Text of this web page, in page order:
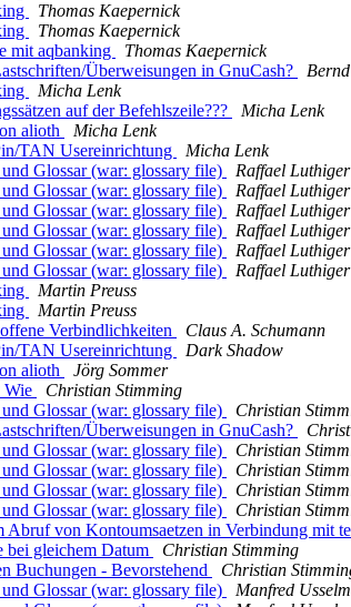
Thomas Kaepernick
Thomas Kaepernick
mit aqbanking
Thomas Kaepernick
Überweisungen in GnuCash?
Micha Lenk
auf der Befehlszeile???
Micha Lenk
alioth
Micha Lenk
TAN Usereinrichtung
Micha Lenk
Glossar (war: glossary file)
Raffael Luthiger
Glossar (war: glossary file)
Raffael Luthiger
Glossar (war: glossary file)
Raffael Luthiger
Glossar (war: glossary file)
Raffael Luthiger
Glossar (war: glossary file)
Raffael Luthiger
Glossar (war: glossary file)
Raffael Luthiger
Martin Preuss
Martin Preuss
Verbindlichkeiten
Claus A. Schumann
TAN Usereinrichtung
Dark Shadow
alioth
Jörg Sommer
Wie
Christian Stimming
Glossar (war: glossary file)
Christian
Überweisungen in GnuCash?
Glossar (war: glossary file)
Christian
Glossar (war: glossary file)
Christian
Glossar (war: glossary file)
Christian
Glossar (war: glossary file)
Christian
Abruf von Kontoumsaetzen in Verbindung mit
bei gleichem Datum
Christian Stimming
Buchungen - Bevorstehend
Christian
Glossar (war: glossary file)
Manfred